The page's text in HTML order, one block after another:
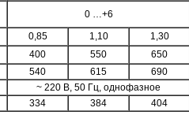
0 …+6
0,85 1,10
1,30
400 550
650
540 615
690
~ 220 В, 50 Гц, однофазное
334 384 404